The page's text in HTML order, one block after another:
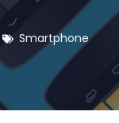
Smartphone